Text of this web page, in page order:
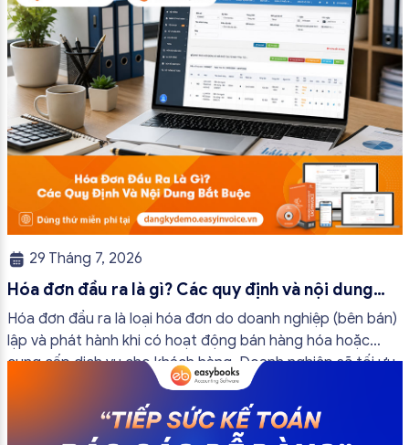
29 Tháng 7, 2026
Hóa đơn đầu ra là gì? Các quy định và nội dung
bắt buộc mới nhất
Hóa đơn đầu ra là loại hóa đơn do doanh nghiệp (bên bán)
lập và phát hành khi có hoạt động bán hàng hóa hoặc
cung cấp dịch vụ cho khách hàng. Doanh nghiệp sẽ tối ưu
quy trình vận hành và tránh được những án phạt hành
chính không đáng có nếu nắm rõ […]